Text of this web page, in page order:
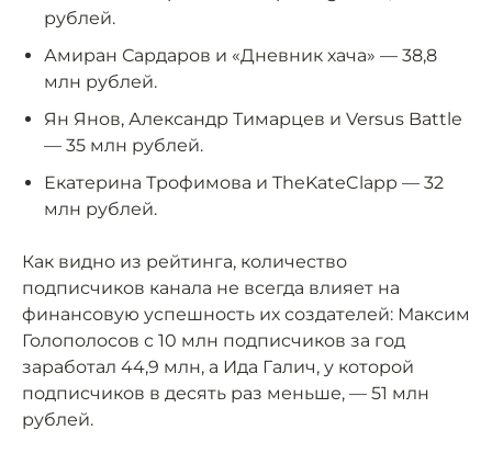
рублей.
Амиран Сардаров и «Дневник хача» — 38,8
млн рублей.
Ян Янов, Александр Тимарцев и Versus Battle
— 35 млн рублей.
Екатерина Трофимова и TheKateClapp — 32
млн рублей.
Как видно из рейтинга, количество
подписчиков канала не всегда влияет на
финансовую успешность их создателей: Максим
Голополосов с 10 млн подписчиков за год
заработал 44,9 млн, а Ида Галич, у которой
подписчиков в десять раз меньше, — 51 млн
рублей.